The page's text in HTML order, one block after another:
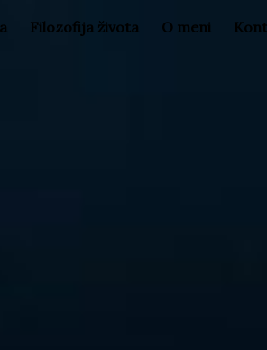
Filozofija života O meni